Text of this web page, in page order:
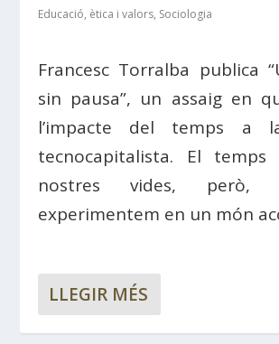
Educació, ètica i valors, Sociologia
Francesc Torralba publica
sin pausa”, un assaig en
l’impacte del temps a
tecnocapitalista. El temps
nostres vides, però,
experimentem en un món
LLEGIR MÉS